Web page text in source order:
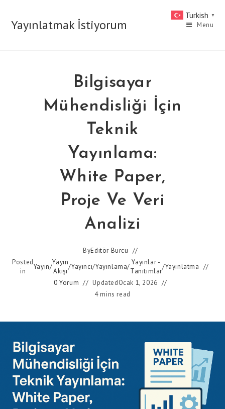
contentYayınlatmak İstiyorum Menu
Bilgisayar
Mühendisliği İçin
Teknik
Yayınlama:
White Paper,
Proje Ve Veri
Analizi
ByEditör Burcu
Posted
in
Yayın/
Yayın
Akışı
/Yayıncı/Yayınlama/
Yayınlar -
Tanıtımlar
/Yayınlatma
0 Yorum
UpdatedOcak 1, 2026
4 mins read
Turkish ▼